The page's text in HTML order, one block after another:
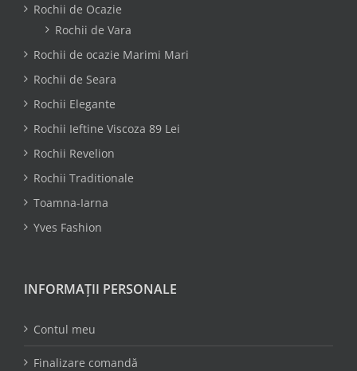
Rochii de Ocazie
Rochii de Vara
Rochii de ocazie Marimi Mari
Rochii de Seara
Rochii Elegante
Rochii Ieftine Viscoza 89 Lei
Rochii Revelion
Rochii Traditionale
Toamna-Iarna
Yves Fashion
INFORMAȚII PERSONALE
Contul meu
Finalizare comandă